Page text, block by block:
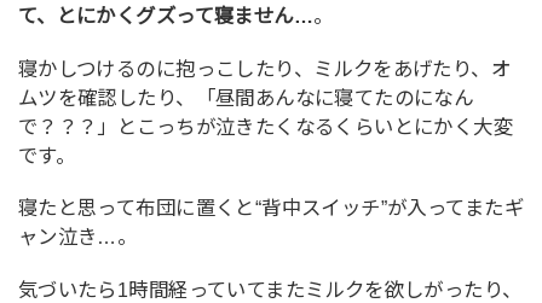
て、とにかくグズって寝ません…。
寝かしつけるのに抱っこしたり、ミルクをあげたり、オ
ムツを確認したり、「昼間あんなに寝てたのになん
で？？？」とこっちが泣きたくなるくらいとにかく大変
です。
寝たと思って布団に置くと“背中スイッチ”が入ってまたギ
ャン泣き…。
気づいたら1時間経っていてまたミルクを欲しがったり、